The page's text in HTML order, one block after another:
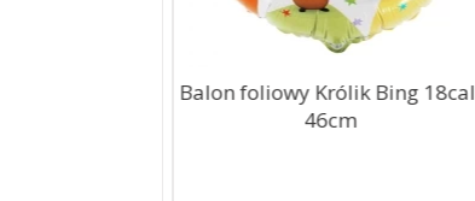
Balon foliowy Królik Bing 18cali
46cm